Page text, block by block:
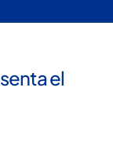
el